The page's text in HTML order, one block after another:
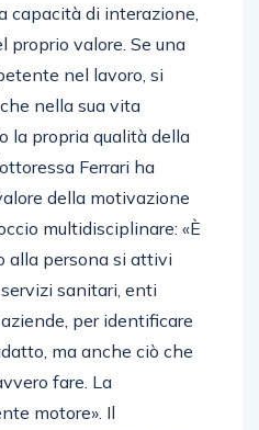
capacità di interazione,
proprio valore. Se una
nel lavoro, si
nella sua vita
la propria qualità della
Ferrari ha
della motivazione
multidisciplinare: «È
alla persona si attivi
sanitari, enti
per identificare
ma anche ciò che
fare. La
motore». Il